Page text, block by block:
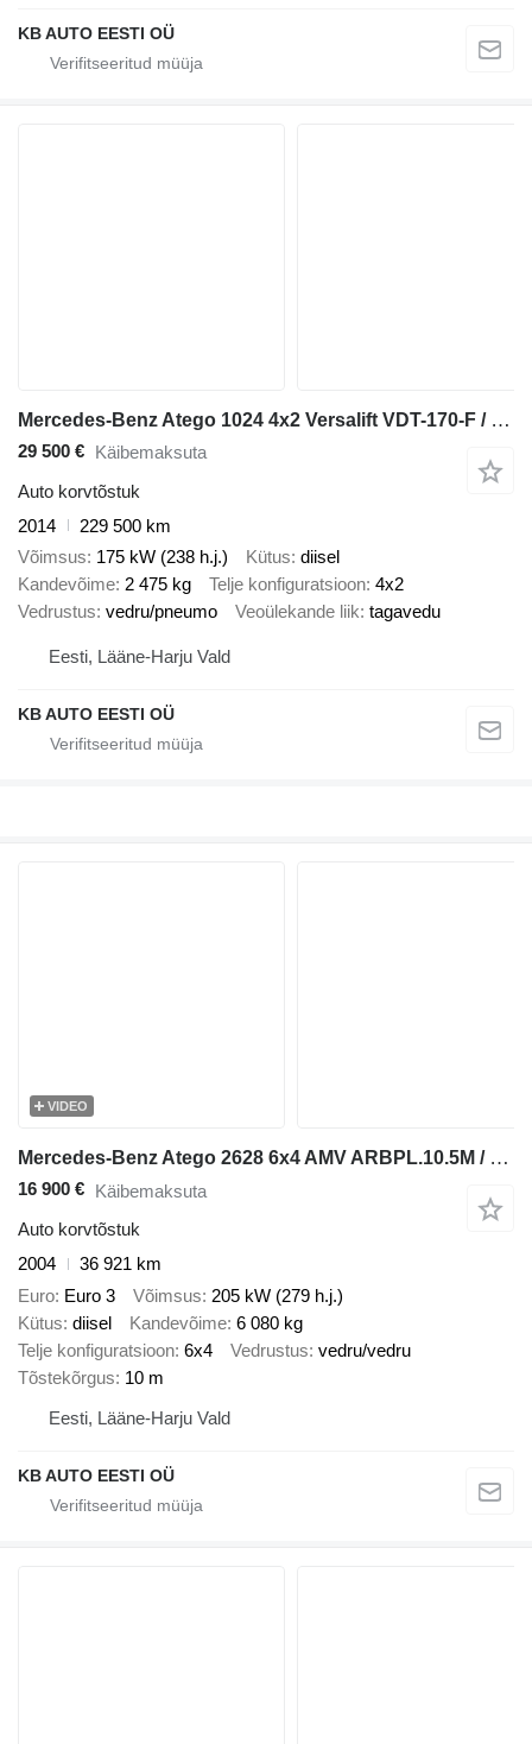
KB AUTO EESTI OÜ
Mercedes-Benz Atego 1024 4x2 Versalift VDT-170-F / 2029 hours / working height
29 500 € Käibemaksuta
Auto korvtõstuk
2014
229 500 km
Võimsus 175 kW (238 h.j.) Kütus diisel
Kandevõime 2 475 kg Telje konfiguratsioon 4x2
Vedrustus vedru/pneumo Veoülekande liik tagavedu
Eesti, Lääne-Harju Vald
KB AUTO EESTI OÜ
VIDEO
Mercedes-Benz Atego 2628 6x4 AMV ARBPL.10.5M / boom 10.5 m / 1000 kg / 7912 ho
16 900 € Käibemaksuta
Auto korvtõstuk
2004
36 921 km
Euro Euro 3 Võimsus 205 kW (279 h.j.)
Kütus diisel Kandevõime 6 080 kg
Telje konfiguratsioon 6x4 Vedrustus vedru/vedru
Tõstekõrgus 10 m
Eesti, Lääne-Harju Vald
KB AUTO EESTI OÜ